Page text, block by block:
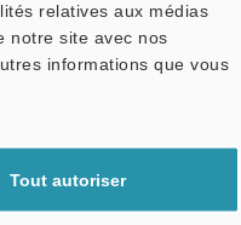
relatives aux médias
notre site avec nos
informations que vous
Tout autoriser
Véhicules
d’améliorations
PDF:2.2MB/Français